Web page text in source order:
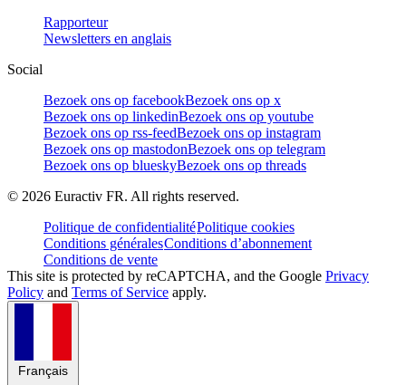
Rapporteur
Newsletters en anglais
Social
Bezoek ons op facebookBezoek ons op x
Bezoek ons op linkedinBezoek ons op youtube
Bezoek ons op rss-feedBezoek ons op instagram
Bezoek ons op mastodonBezoek ons op telegram
Bezoek ons op blueskyBezoek ons op threads
© 2026 Euractiv FR. All rights reserved.
Politique de confidentialitéPolitique cookies
Conditions généralesConditions d’abonnement
Conditions de vente
This site is protected by reCAPTCHA, and the Google Privacy
Policy and Terms of Service apply.
Français